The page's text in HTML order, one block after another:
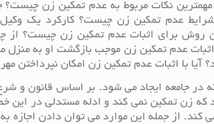
نکات مربوط به عدم تمکین زن چیست؟
عدم تمکین زن چیست؟ کارکرد یک
برای اثبات عدم تمکین زن چیست؟ از
اثبات عدم تمکین زن موجب بازگشت او به منزل
با اثبات عدم تمکین زن امکان نپرداختن
در جامعه ایجاد می شود. بر اساس قانون و
زن تمکین نمی کند و ادله مستدلی در این
از جمله این موارد می توان دادن اجازه